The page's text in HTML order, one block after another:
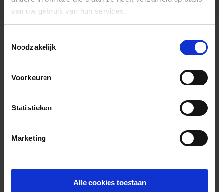
van uw gebruik van hun services.
Noodzakelijk
Voorkeuren
Statistieken
Marketing
Alle cookies toestaan
Algemene informatie
Foto’s ({{photos.length}})